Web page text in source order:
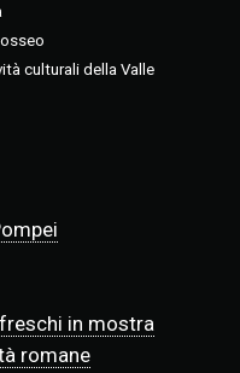
culturali della Valle
in mostra
romane